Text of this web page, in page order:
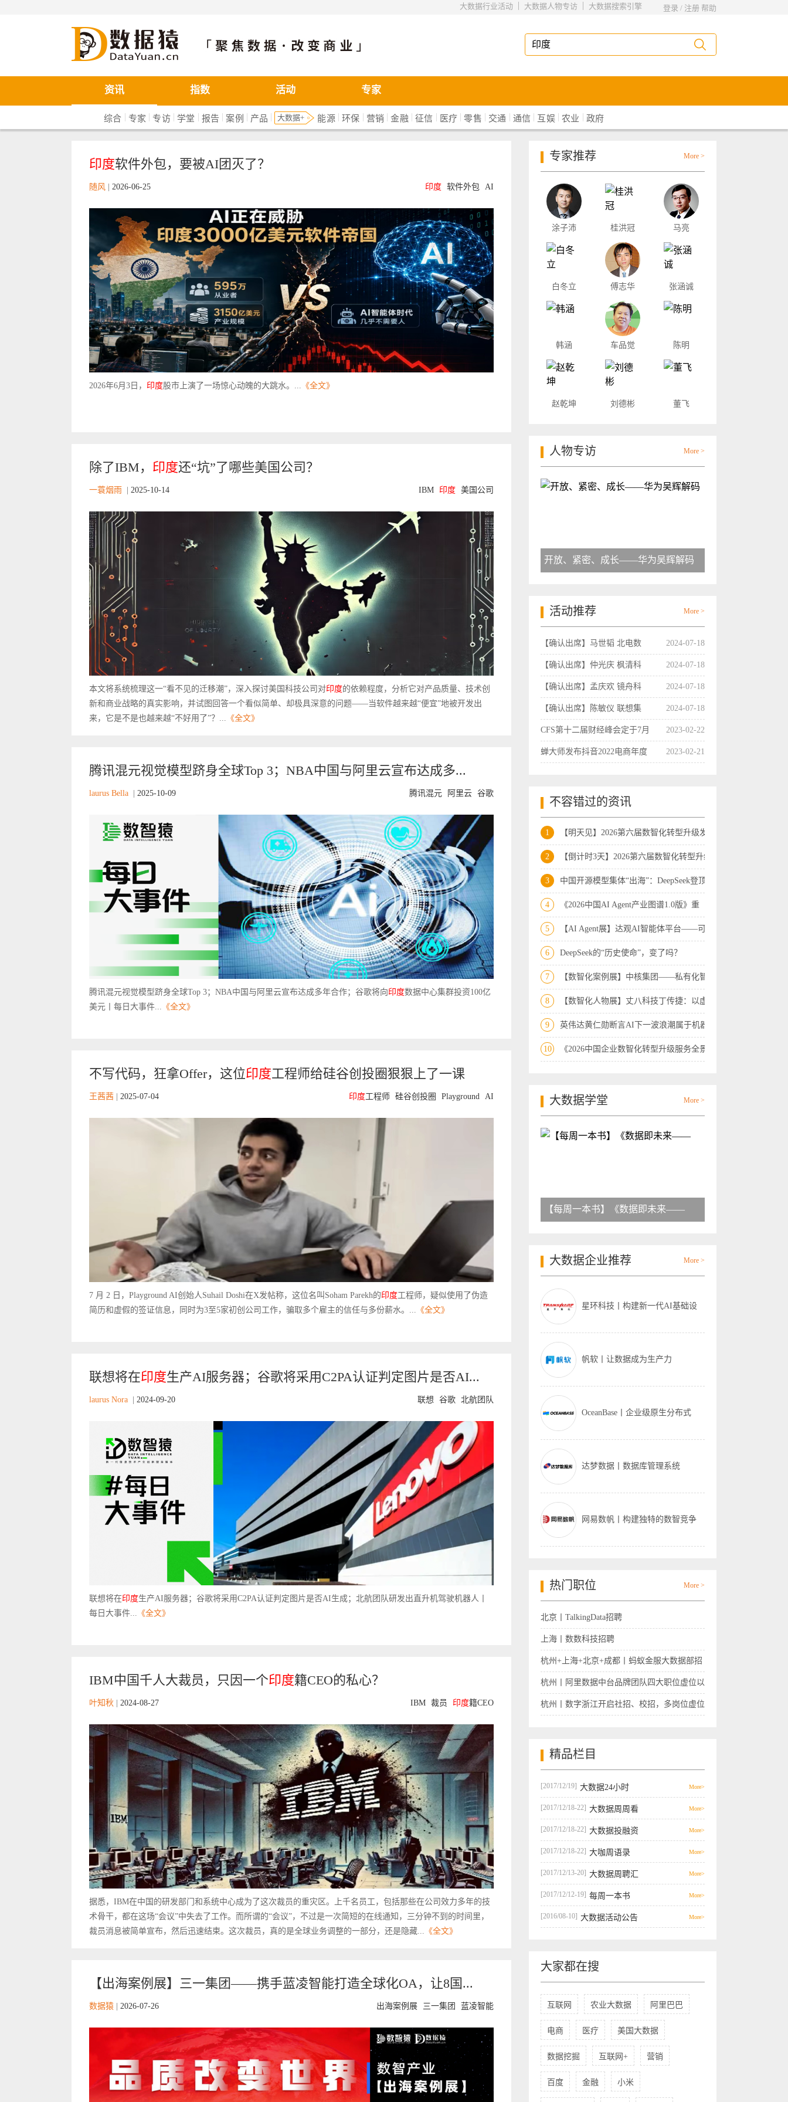
登录 / 注册 帮助
大数据搜索引擎
|
大数据人物专访
|
大数据行业活动
数据猿
资讯 指数 活动 专家
综合 | 专家 |专访| 学堂 | 报告 | 案例 | 产品 | 大数据+ 能源 |环保 | 营销 |金融 |征信 | 医疗 | 零售 | 交通 | 通信 | 互娱 | 农业 | 政府
印度软件外包，要被AI团灭了？
印度 软件外包 AI
随风 2026-06-25
2026年6月3日， 印度股市上演了一场惊心动魄的大跳水。... 《全文》
除了IBM， 印度还“坑”了哪些美国公司？
IBM 印度 美国公司
一蓑烟雨 2025-10-14
本文将系统梳理这一“看不见的迁移潮”，深入探讨美国科技公司对印度的依赖程度，分析它对产品质量、技术创
新和商业战略的真实影响，并试图回答一个看似简单、却极具深意的问题——当软件越来越“便宜”地被开发出
来，它是不是也越来越“不好用了”？... 《全文》
腾讯混元视觉模型跻身全球Top 3；NBA中国与阿里云宣布达成多...
腾讯混元 阿里云 谷歌
laurus Bella 2025-10-09
腾讯混元视觉模型跻身全球Top 3；NBA中国与阿里云宣布达成多年合作；谷歌将向印度数据中心集群投资100亿
美元丨每日大事件... 《全文》
不写代码，狂拿Offer，这位印度工程师给硅谷创投圈狠狠上了一课
印度工程师 硅谷创投圈 Playground AI
王茜茜 2025-07-04
7 月 2 日，Playground AI创始人Suhail Doshi在X发帖称，这位名叫Soham Parekh的印度工程师，疑似使用了伪造
简历和虚假的签证信息，同时为3至5家初创公司工作，骗取多个雇主的信任与多份薪水。... 《全文》
联想将在印度生产AI服务器；谷歌将采用C2PA认证判定图片是否AI...
联想 谷歌 北航团队
laurus Nora 2024-09-20
联想将在印度生产AI服务器；谷歌将采用C2PA认证判定图片是否AI生成；北航团队研发出直升机驾驶机器人丨
每日大事件... 《全文》
IBM中国千人大裁员，只因一个印度籍CEO的私心？
IBM 裁员 印度籍CEO
叶知秋 2024-08-27
据悉，IBM在中国的研发部门和系统中心成为了这次裁员的重灾区。上千名员工，包括那些在公司效力多年的技
术骨干，都在这场“会议”中失去了工作。而所谓的“会议”，不过是一次简短的在线通知，三分钟不到的时间里，
裁员消息被简单宣布，然后迅速结束。这次裁员，真的是全球业务调整的一部分，还是隐藏... 《全文》
【出海案例展】三一集团——携手蓝凌智能打造全球化OA，让8国...
出海案例展 三一集团 蓝凌智能
数据猿 2026-07-26
专家推荐 More >
涂子沛 桂洪冠 马亮
白冬立 傅志华 张涵诚
韩涵 车品觉 陈明
赵乾坤 刘德彬 董飞
人物专访 More >
开放、紧密、成长——华为吴辉解码
活动推荐 More >
【确认出席】马世韬 北电数 2024-07-18
【确认出席】仲光庆 枫清科 2024-07-18
【确认出席】孟庆欢 镜舟科 2024-07-18
【确认出席】陈敏仪 联想集 2024-07-18
CFS第十二届财经峰会定于7月 2023-02-22
蝉大师发布抖音2022电商年度 2023-02-21
不容错过的资讯
1 【明天见】2026第六届数智化转型升级发展
2 【倒计时3天】2026第六届数智化转型升级
3 中国开源模型集体“出海”：DeepSeek登顶
4 《2026中国AI Agent产业图谱1.0版》重
5 【AI Agent展】达观AI智能体平台——可
6 DeepSeek的“历史使命”，变了吗？
7 【数智化案例展】中核集团——私有化智能
8 【数智化人物展】丈八科技丁传捷：以虚实
9 英伟达黄仁勋断言AI下一波浪潮属于机器人
10 《2026中国企业数智化转型升级服务全景图
大数据学堂 More >
【每周一本书】《数据即未来——
大数据企业推荐 More >
星环科技丨构建新一代AI基础设
帆软丨让数据成为生产力
OceanBase丨企业级原生分布式
达梦数据丨数据库管理系统
网易数帆丨构建独特的数智竞争
热门职位 More >
北京丨TalkingData招聘
上海丨数数科技招聘
杭州+上海+北京+成都丨蚂蚁金服大数据部招
聘
杭州丨阿里数据中台品牌团队四大职位虚位以
待
杭州丨数字浙江开启社招、校招，多岗位虚位
精品栏目
[2017/12/19] 大数据24小时 More>
[2017/12/18-22] 大数据周周看 More>
[2017/12/18-22] 大数据投融资 More>
[2017/12/18-22] 大咖周语录 More>
[2017/12/13-20] 大数据周聘汇 More>
[2017/12/12-19] 每周一本书 More>
[2016/08-10] 大数据活动公告 More>
大家都在搜
互联网 农业大数据 阿里巴巴
电商 医疗 美国大数据
数据挖掘 互联网+ 营销
百度 金融 小米